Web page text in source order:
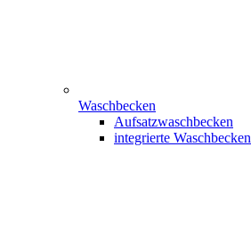
Waschbecken
Aufsatzwaschbecken
integrierte Waschbecken